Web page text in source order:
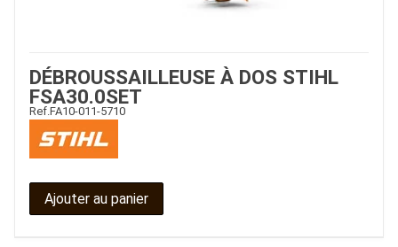
DÉBROUSSAILLEUSE À DOS STIHL
FSA30.0SET
Ref. FA10-011-5710
Ajouter au panier